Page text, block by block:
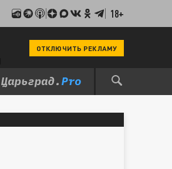
18+
ОТКЛЮЧИТЬ РЕКЛАМУ